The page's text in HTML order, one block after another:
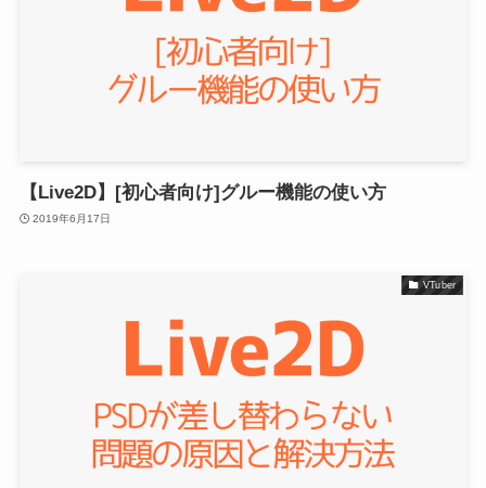
【Live2D】[初心者向け]グルー機能の使い方
2019年6月17日
VTuber